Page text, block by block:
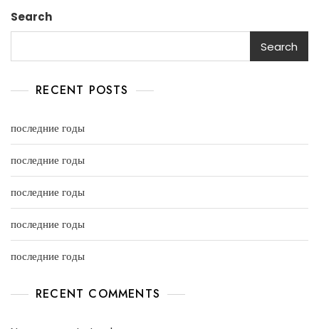
Search
Search
RECENT POSTS
последние годы
последние годы
последние годы
последние годы
последние годы
RECENT COMMENTS